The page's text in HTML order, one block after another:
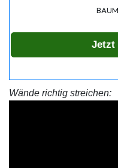
Jetzt
Wände richtig streichen: